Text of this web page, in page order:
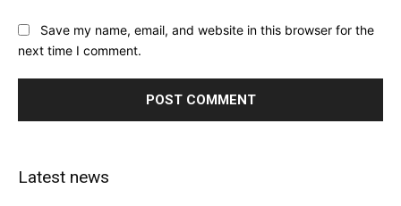
Save my name, email, and website in this browser for the
next time I comment.
Latest news